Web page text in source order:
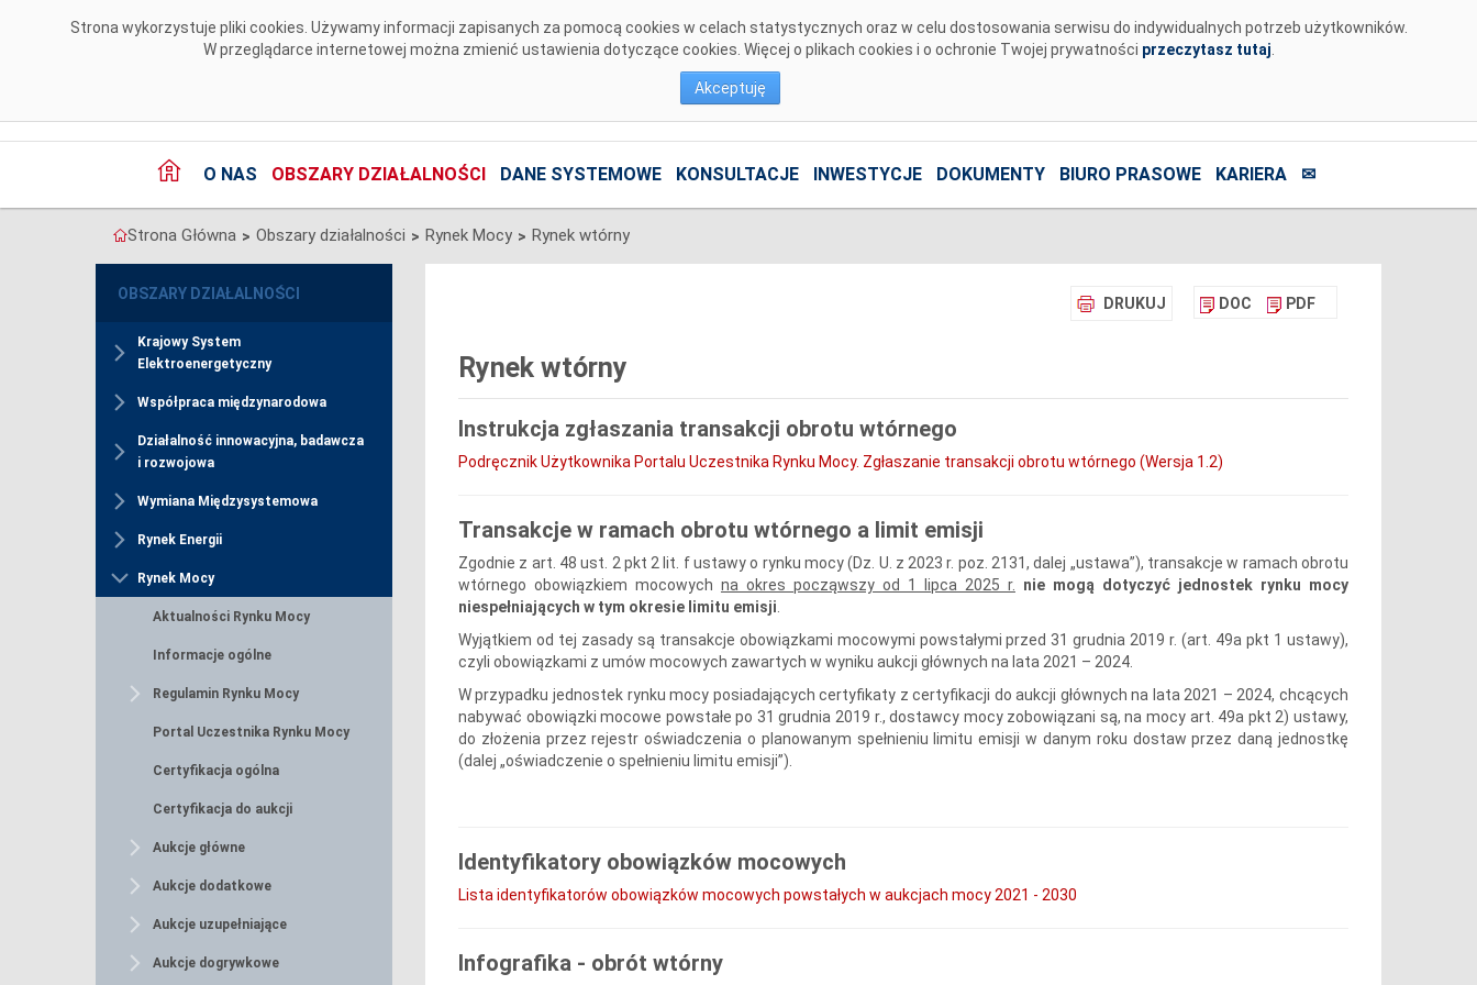
Strona wykorzystuje pliki cookies. Używamy informacji zapisanych za pomocą cookies w celach statystycznych oraz w celu dostosowania serwisu do indywidualnych potrzeb użytkowników.
W przeglądarce internetowej można zmienić ustawienia dotyczące cookies. Więcej o plikach cookies i o ochronie Twojej prywatności przeczytasz tutaj
Akceptuję
O NAS OBSZARY DZIAŁALNOŚCI DANE SYSTEMOWE KONSULTACJE INWESTYCJE DOKUMENTY BIURO PRASOWE KARIERA ✉
Strona Główna > Obszary działalności > Rynek Mocy > Rynek wtórny
OBSZARY DZIAŁALNOŚCI
Krajowy System
Elektroenergetyczny
Współpraca międzynarodowa
Działalność innowacyjna, badawcza
i rozwojowa
Wymiana Międzysystemowa
Rynek Energii
Rynek Mocy
Aktualności Rynku Mocy
Informacje ogólne
Regulamin Rynku Mocy
Portal Uczestnika Rynku Mocy
Certyfikacja ogólna
Certyfikacja do aukcji
Aukcje główne
Aukcje dodatkowe
Aukcje uzupełniające
Aukcje dogrywkowe
DRUKUJ DOC PDF
Rynek wtórny
Instrukcja zgłaszania transakcji obrotu wtórnego
Podręcznik Użytkownika Portalu Uczestnika Rynku Mocy. Zgłaszanie transakcji obrotu wtórnego (Wersja 1.2)
Transakcje w ramach obrotu wtórnego a limit emisji
Zgodnie z art. 48 ust. 2 pkt 2 lit. f ustawy o rynku mocy (Dz. U. z 2023 r. poz. 2131, dalej „ustawa”), transakcje w ramach obrotu
wtórnego obowiązkiem mocowych na okres począwszy od 1 lipca 2025 r.
nie mogą dotyczyć jednostek rynku mocy
niespełniających w tym okresie limitu emisji
Wyjątkiem od tej zasady są transakcje obowiązkami mocowymi powstałymi przed 31 grudnia 2019 r. (art. 49a pkt 1 ustawy),
czyli obowiązkami z umów mocowych zawartych w wyniku aukcji głównych na lata 2021 – 2024.
W przypadku jednostek rynku mocy posiadających certyfikaty z certyfikacji do aukcji głównych na lata 2021 – 2024, chcących
nabywać obowiązki mocowe powstałe po 31 grudnia 2019 r., dostawcy mocy zobowiązani są, na mocy art. 49a pkt 2) ustawy,
do złożenia przez rejestr oświadczenia o planowanym spełnieniu limitu emisji w danym roku dostaw przez daną jednostkę
(dalej „oświadczenie o spełnieniu limitu emisji”).
Identyfikatory obowiązków mocowych
Lista identyfikatorów obowiązków mocowych powstałych w aukcjach mocy 2021 - 2030
Infografika - obrót wtórny